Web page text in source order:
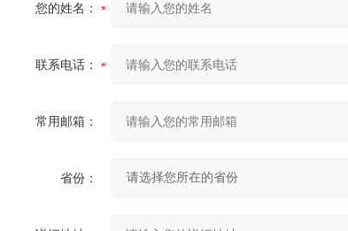
您的姓名：
联系电话：
常用邮箱：
省份：